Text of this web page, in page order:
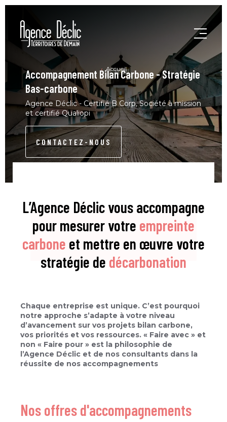
Accueil
Accompagnement Bilan Carbone - Stratégie
Bas-carbone
Agence Déclic - Certifié B Corp, Société à mission
et certifié Qualiopi
CONTACTEZ-NOUS
L’Agence Déclic vous accompagne
pour mesurer votre empreinte
carbone et mettre en œuvre votre
stratégie de décarbonation
Chaque entreprise est unique. C’est pourquoi
notre approche s’adapte à votre niveau
d’avancement sur vos projets bilan carbone,
vos priorités et vos ressources. « Faire avec » et
non « Faire pour » est la philosophie de
l’Agence Déclic et de nos consultants dans la
réussite de nos accompagnements
Nos offres d'accompagnements